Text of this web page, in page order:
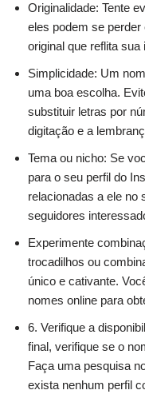
Originalidade: Tente
eles podem se
original que reflita sua
Simplicidade: Um
uma boa escolha.
substituir letras por
digitação e a
Tema ou nicho: Se
para o seu perfil do
relacionadas a ele no
seguidores
Experimente
trocadilhos ou
único e cativante.
nomes online para
6. Verifique a
final, verifique se o
Faça uma pesquisa
exista nenhum perfil